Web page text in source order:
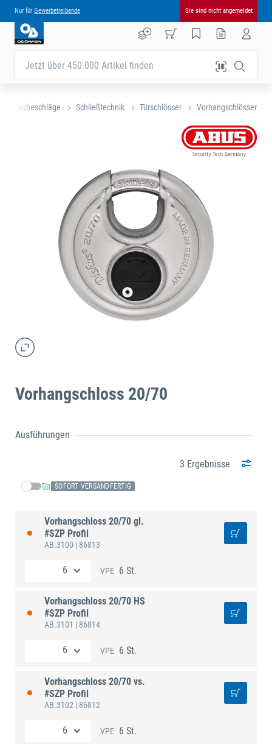
Nur für Gewerbetreibende Sie sind nicht angemeldet
Jetzt über 450.000 Artikel finden
Baubeschläge Schließtechnik Türschlösser Vorhangschlösser
Vorhangschloss 20/70
Ausführungen
3 Ergebnisse
SOFORT VERSANDFERTIG
Vorhangschloss 20/70 gl.
#SZP Profil
AB.3100 | 86813
VPE 6 St.
Vorhangschloss 20/70 HS
#SZP Profil
AB.3101 | 86814
VPE 6 St.
Vorhangschloss 20/70 vs.
#SZP Profil
AB.3102 | 86812
VPE 6 St.